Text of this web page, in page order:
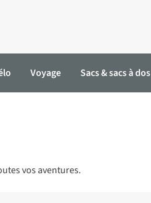
Voyage Sacs & sacs à dos
vos aventures.